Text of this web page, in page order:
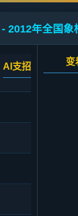
2012年全国
AI支招
变